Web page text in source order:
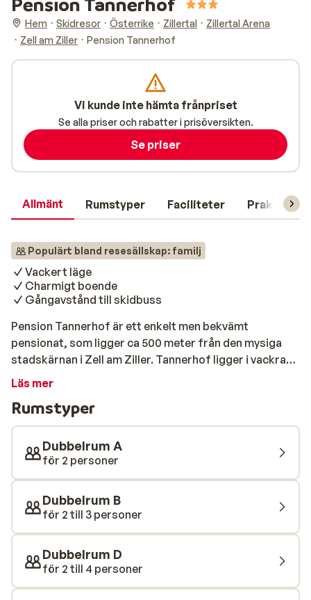
Hem Skidresor Österrike Zillertal
Zillertal Arena
Zell am Ziller
Pension Tannerhof
Allmänt Rumstyper Faciliteter Praktisk
Populärt bland resesällskap: familj
Vackert läge
Charmigt boende
Gångavstånd till skidbuss
Pension Tannerhof är ett enkelt men bekvämt
pensionat, som ligger ca 500 meter från den mysiga
stadskärnan i Zell am Ziller. Tannerhof ligger i vackra
omgivningar skidbussen stanna 150 m från boendet. På
frukost som bereds av lokala råvaror. Pensionatet är
traditionellt inrett och rummen är mysiga och
hemtrevliga.
Läs mer
Rumstyper
Dubbelrum A
för 2 personer
Dubbelrum B
för 2 till 3 personer
Dubbelrum D
för 2 till 4 personer
Vi kunde inte hämta frånpriset
Se alla priser och rabatter i prisöversikten.
Se priser